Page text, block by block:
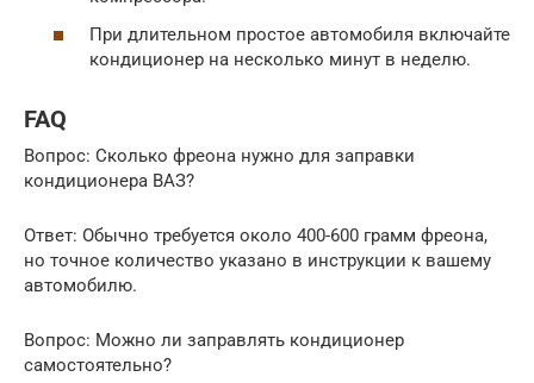
При длительном простое автомобиля включайте
кондиционер на несколько минут в неделю.
FAQ
Вопрос: Сколько фреона нужно для заправки
кондиционера ВАЗ?
Ответ: Обычно требуется около 400-600 грамм фреона,
но точное количество указано в инструкции к вашему
автомобилю.
Вопрос: Можно ли заправлять кондиционер
самостоятельно?